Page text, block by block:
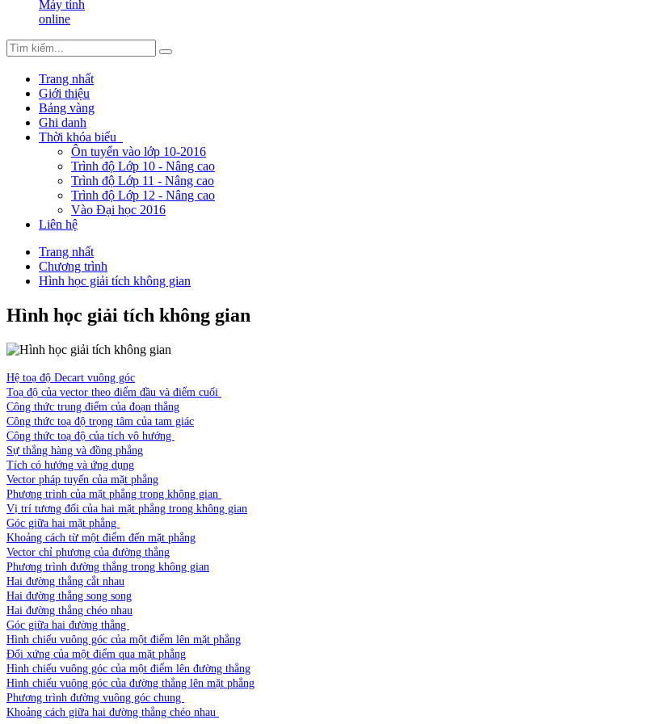
Máy tính
online
Trang nhất
Giới thiệu
Bảng vàng
Ghi danh
Thời khóa biểu
Ôn tuyển vào lớp 10-2016
Trình độ Lớp 10 - Nâng cao
Trình độ Lớp 11 - Nâng cao
Trình độ Lớp 12 - Nâng cao
Vào Đại học 2016
Liên hệ
Trang nhất
Chương trình
Hình học giải tích không gian
Hình học giải tích không gian
Hệ toạ độ Decart vuông góc
Toạ độ của vector theo điểm đầu và điểm cuối
Công thức trung điểm của đoạn thẳng
Công thức toạ độ trọng tâm của tam giác
Công thức toạ độ của tích vô hướng
Sự thẳng hàng và đồng phẳng
Tích có hướng và ứng dụng
Vector pháp tuyến của mặt phẳng
Phương trình của mặt phẳng trong không gian
Vị trí tương đối của hai mặt phẳng trong không gian
Góc giữa hai mặt phẳng
Khoảng cách từ một điểm đến mặt phẳng
Vector chỉ phương của đường thẳng
Phương trình đường thẳng trong không gian
Hai đường thẳng cắt nhau
Hai đường thẳng song song
Hai đường thẳng chéo nhau
Góc giữa hai đường thẳng
Hình chiếu vuông góc của một điểm lên mặt phẳng
Đối xứng của một điểm qua mặt phẳng
Hình chiếu vuông góc của một điểm lên đường thẳng
Hình chiếu vuông góc của đường thẳng lên mặt phẳng
Phương trình đường vuông góc chung
Khoảng cách giữa hai đường thẳng chéo nhau